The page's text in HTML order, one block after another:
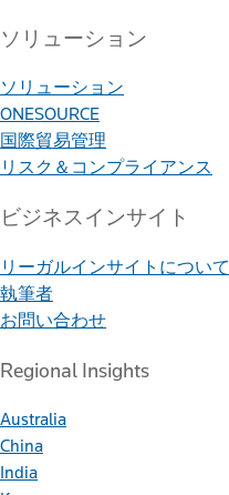
ソリューション
ソリューション
ONESOURCE
国際貿易管理
リスク＆コンプライアンス
ビジネスインサイト
リーガルインサイトについて
執筆者
お問い合わせ
Regional Insights
Australia
China
India